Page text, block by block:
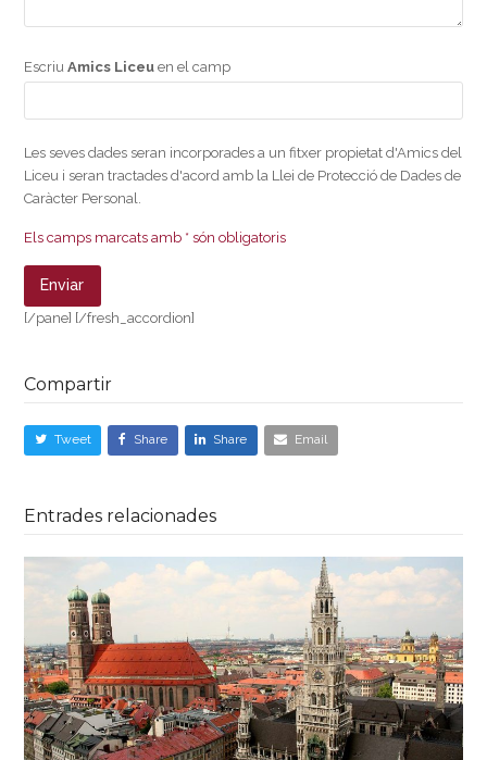
EscriuAmics Liceu en el camp
Les seves dades seran incorporades a un fitxer propietat d'Amics del
Liceu i seran tractades d'acord amb la Llei de Protecció de Dades de
Caràcter Personal.
Els camps marcats amb * són obligatoris
[/pane] [/fresh_accordion]
Compartir
Tweet Share Share Email
Entrades relacionades